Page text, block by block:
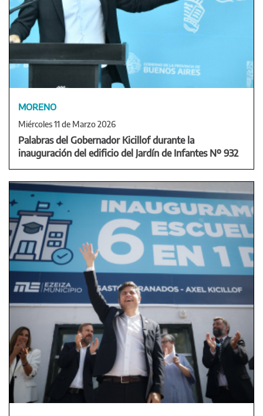
MORENO
Miércoles 11 de Marzo 2026
Palabras del Gobernador Kicillof durante la
inauguración del edificio del Jardín de Infantes Nº 932